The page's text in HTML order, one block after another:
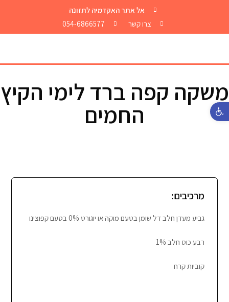
אל אתר האקדמיה לתזונה
צרו קשר
054-6866577
משקה קפה ברד לימי הקיץ
החמים
מרכיבים:
גביע מעדן חלב דל שומן בטעם מוקה או יוגורט 0% בטעם קפוצינו
רבע כוס חלב 1%
קוביות קרח